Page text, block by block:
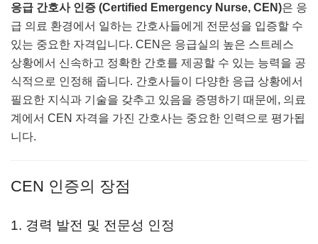
응급 간호사 인증 (Certified Emergency Nurse, CEN)은 응
급 의료 환경에서 일하는 간호사들에게 전문성을 입증할 수
있는 중요한 자격입니다. CEN은 응급실의 높은 스트레스
상황에서 신속하고 정확한 간호를 제공할 수 있는 능력을 공
식적으로 인정해 줍니다. 간호사들이 다양한 응급 상황에서
필요한 지식과 기술을 갖추고 있음을 증명하기 때문에, 의료
계에서 CEN 자격을 가진 간호사는 중요한 인력으로 평가됩
니다.
CEN 인증의 장점
1. 경력 발전 및 전문성 인정